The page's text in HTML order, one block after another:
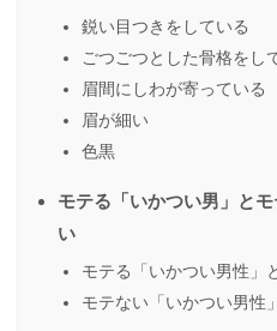
鋭い目つきをしている
ごつごつとした骨格をし
眉間にしわが寄っている
眉が細い
色黒
モテる「いかつい男」と
い
モテる「いかつい男性」
モテない「いかつい男性